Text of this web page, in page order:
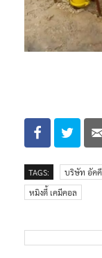
TAGS: บริษัท อัค
หมิงตี้ เคมีคอล